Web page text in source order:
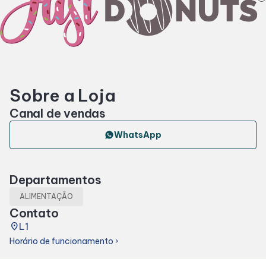
Horários
Cinema
Lojas e Restaurantes
Lojas
Sobre a Loja
Canal de vendas
WhatsApp
Departamentos
ALIMENTAÇÃO
Contato
placeL1
Horário de funcionamento chevron_right